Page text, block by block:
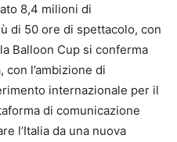
8,4 milioni di
di 50 ore di spettacolo, con
Balloon Cup si conferma
l’ambizione di
internazionale per il
di comunicazione
l’Italia da una nuova